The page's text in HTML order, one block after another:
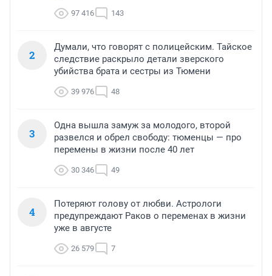
97 416 143
2
Думали, что говорят с полицейским. Тайское
следствие раскрыло детали зверского
убийства брата и сестры из Тюмени
39 976 48
3
Одна вышла замуж за молодого, второй
развелся и обрел свободу: тюменцы — про
перемены в жизни после 40 лет
30 346 49
4
Потеряют голову от любви. Астрологи
предупреждают Раков о переменах в жизни
уже в августе
26 579 7